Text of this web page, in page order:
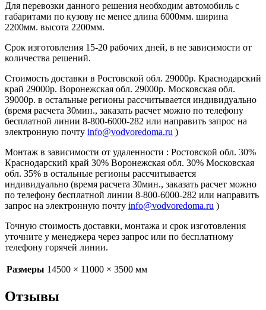
Для перевозки данного решения необходим автомобиль с
габаритами по кузову не менее длина 6000мм. ширина
2200мм. высота 2200мм.
Срок изготовления 15-20 рабочих дней, в не зависимости от
количества решений.
Стоимость доставки в Ростовской обл. 29000р. Краснодарский
край 29000р. Воронежская обл. 29000р. Московская обл.
39000р. в остальные регионы рассчитывается индивидуально
(время расчета 30мин., заказать расчет можно по телефону
бесплатной линии 8-800-6000-282 или направить запрос на
электронную почту info@vodvoredoma.ru )
Монтаж в зависимости от удаленности : Ростовской обл. 30%
Краснодарский край 30% Воронежская обл. 30% Московская
обл. 35% в остальные регионы рассчитывается
индивидуально (время расчета 30мин., заказать расчет можно
по телефону бесплатной линии 8-800-6000-282 или направить
запрос на электронную почту info@vodvoredoma.ru )
Точную стоимость доставки, монтажа и срок изготовления
уточните у менеджера через запрос или по бесплатному
телефону горячей линии.
Размеры 14500 × 11000 × 3500 мм
Отзывы